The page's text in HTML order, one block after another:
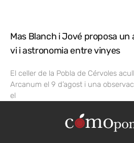
Mas Blanch i Jové proposa un
vi i astronomia entre vinyes
El celler de la Pobla de Cérvoles
Arcanum el 9 d’agost i una
el